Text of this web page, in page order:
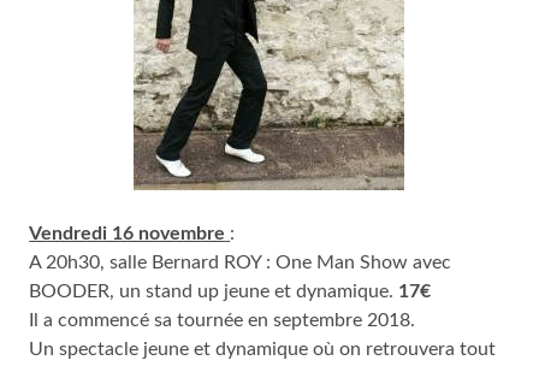
Vendredi 16 novembre :
A 20h30, salle Bernard ROY : One Man Show avec
BOODER, un stand up jeune et dynamique. 17€
Il a commencé sa tournée en septembre 2018.
Un spectacle jeune et dynamique où on retrouvera tout